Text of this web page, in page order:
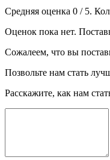
Средняя оценка 0 / 5.
Оценок пока нет.
Сожалеем, что вы
Позвольте нам стать
Расскажите, как нам